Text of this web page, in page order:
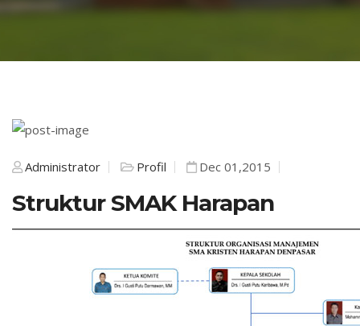
Administrator Profil Dec 01,2015
Struktur SMAK Harapan